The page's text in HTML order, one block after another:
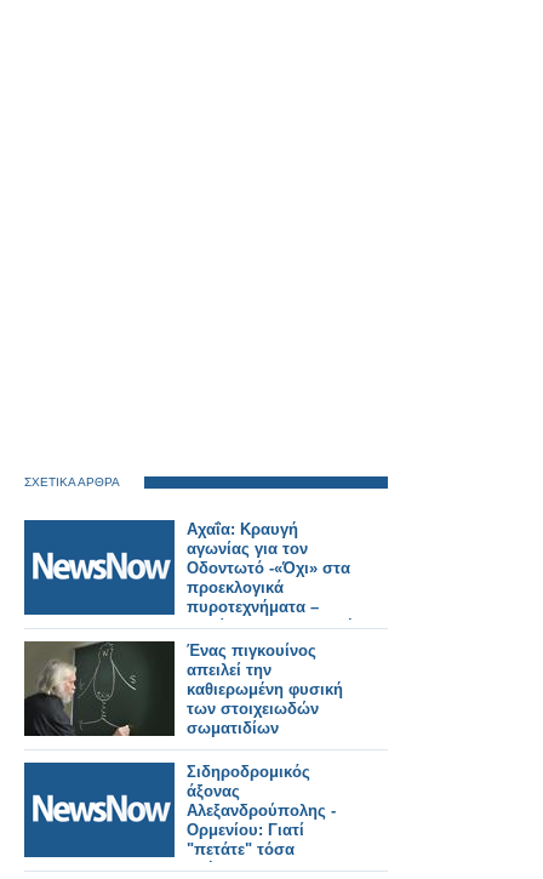
ΣΧΕΤΙΚΑ ΑΡΘΡΑ
Αχαΐα: Κραυγή
αγωνίας για τον
Οδοντωτό -«Όχι» στα
προεκλογικά
πυροτεχνήματα –
Απαίτηση για ασφαλή
λύση.
Ένας πιγκουίνος
απειλεί την
καθιερωμένη φυσική
των στοιχειωδών
σωματιδίων
Σιδηροδρομικός
άξονας
Αλεξανδρούπολης -
Ορμενίου: Γιατί
"πετάτε" τόσα
χρήματα;